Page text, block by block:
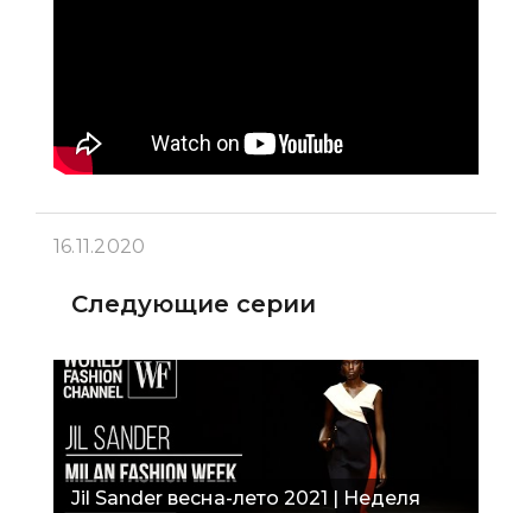
16.11.2020
Следующие серии
Jil Sander весна-лето 2021 | Неделя